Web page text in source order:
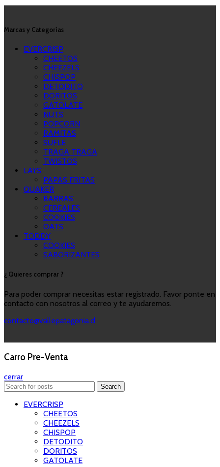
Marcas y Categorías
EVERCRISP
CHEETOS
CHEEZELS
CHISPOP
DETODITO
DORITOS
GATOLATE
NUTS
POPCORN
RAMITAS
SUFLE
TRAGA TRAGA
TWISTOS
LAYS
PAPAS FRITAS
QUAKER
BARRAS
CEREALES
COOKIES
OATS
TODDY
COOKIES
SABORIZANTES
¿ Quieres comprar ?
Para poder comprar necesitas estar registrado. Favor ponte en
contacto con nosotros al correo y te ayudaremos.
contacto@vallepatagonia.cl
Carro Pre-Venta
cerrar
Search
EVERCRISP
CHEETOS
CHEEZELS
CHISPOP
DETODITO
DORITOS
GATOLATE